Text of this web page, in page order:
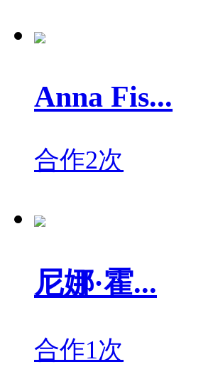
Anna Fis...
合作2次
尼娜·霍...
合作1次